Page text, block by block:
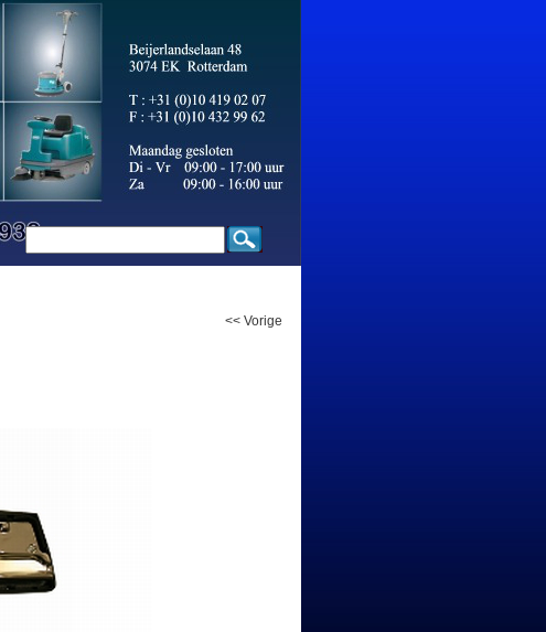
<< Vorige